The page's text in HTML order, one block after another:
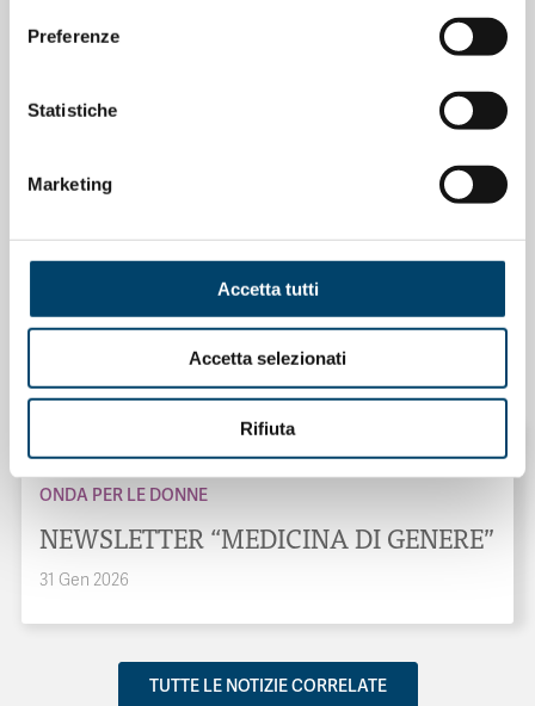
Preferenze
Statistiche
Marketing
Accetta tutti
Accetta selezionati
Rifiuta
ONDA PER IL SISTEMA SANITARIO ONDA PER LE DONNE
Salu’. Dal dialogo alla cura
ONDA PER LE DONNE
NEWSLETTER “MEDICINA DI GENERE”
31 Gen 2026
TUTTE LE NOTIZIE CORRELATE